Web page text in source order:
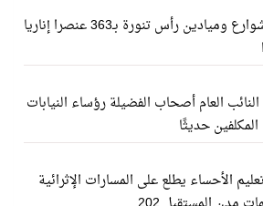
إنارة شوارع وميادين رأس تنورة بـ363 عنصرا إناريا
العام أصحاب الفضيلة رؤساء النيابات
المكلفين حديثًا
الأحساء يطلع على المسارات الإثرائية